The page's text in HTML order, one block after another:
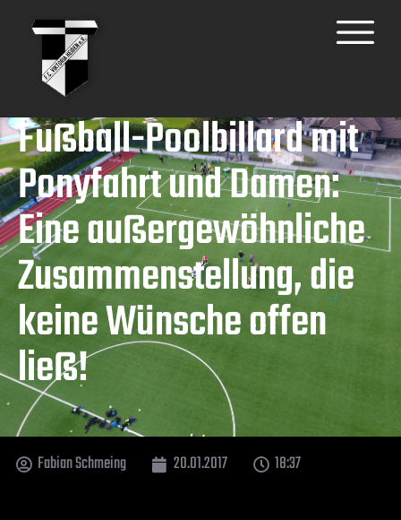
Fußball-Poolbillard mit
Ponyfahrt und Damen:
Eine außergewöhnliche
Zusammenstellung, die
keine Wünsche offen
ließ!
Fabian Schmeing 20.01.2017 18:37